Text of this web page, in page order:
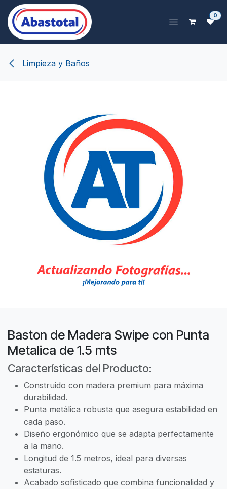
Ir al contenido
0
Limpieza y Baños
Baston de Madera Swipe con Punta
Metalica de 1.5 mts
Características del Producto:
Construido con madera premium para máxima
durabilidad.
Punta metálica robusta que asegura estabilidad en
cada paso.
Diseño ergonómico que se adapta perfectamente
a la mano.
Longitud de 1.5 metros, ideal para diversas
estaturas.
Acabado sofisticado que combina funcionalidad y